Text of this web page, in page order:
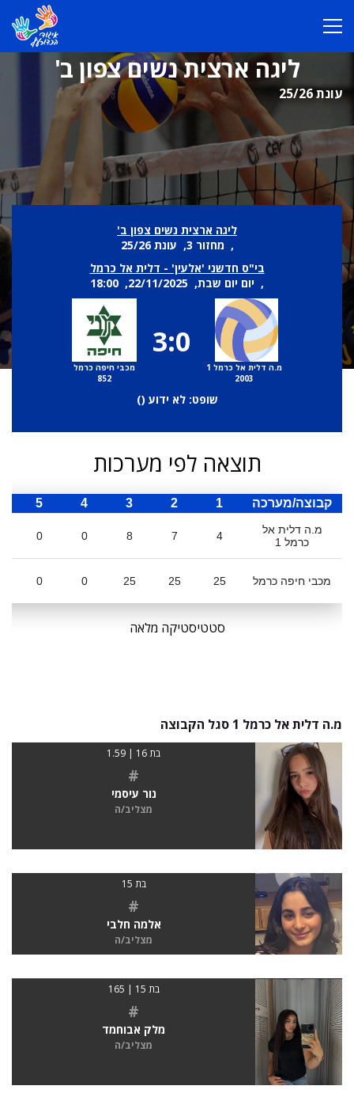
ליגה ארצית נשים צפון ב'
עונת 25/26
ליגה ארצית נשים צפון ב'
, מחזור 3, עונת 25/26
בי"ס חדשני 'אלעין' - דלית אל כרמל
, יום יום שבת, 22/11/2025, 18:00
מ.ה דלית אל כרמל 1
2003
3:0
מכבי חיפה כרמל
852
שופט: לא ידוע ()
תוצאה לפי מערכות
קבוצה/מערכה 1
2
3
4
5
מ.ה דלית אל
כרמל 1
4
7
8
0
0
מכבי חיפה כרמל 25
25
25
0
0
סטטיסטיקה מלאה
מ.ה דלית אל כרמל 1 סגל הקבוצה
בת 16 | 1.59
#
נור עיסמי
מצליב/ה
בת 15
#
אלמה חלבי
מצליב/ה
בת 15 | 165
#
מלק אבוחמד
מצליב/ה